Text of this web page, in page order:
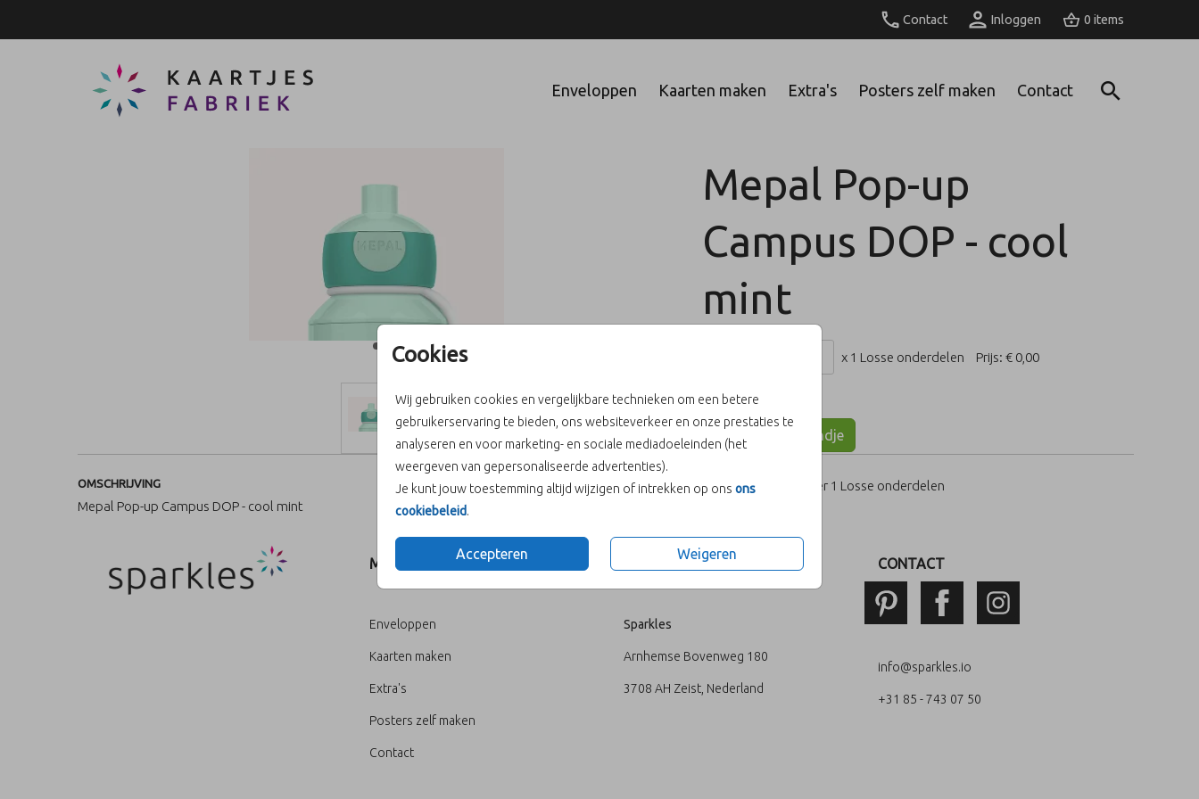
Contact Inloggen 0
Enveloppen Kaarten maken Extra's Posters zelf maken Contact
Cookies
Wij gebruiken cookies en vergelijkbare technieken om een betere
gebruikerservaring te bieden, ons websiteverkeer en onze prestaties te
analyseren en voor marketing- en sociale mediadoeleinden (het
weergeven van gepersonaliseerde advertenties).
Je kunt jouw toestemming altijd wijzigen of intrekken op ons ons
cookiebeleid.
Accepteren Weigeren
Mepal Pop-up
Campus DOP - cool
mint
x 1 Losse onderdelen Prijs: € 0,00
In winkelmandje
OMSCHRIJVING
Mepal Pop-up Campus DOP - cool mint
Prijs:€ 0,00 per 1 Losse onderdelen
MENU
Enveloppen
Kaarten maken
Extra's
Posters zelf maken
Contact
Sparkles
Arnhemse Bovenweg 180
3708 AH Zeist, Nederland
CONTACT
info@sparkles.io
+31 85 - 743 07 50